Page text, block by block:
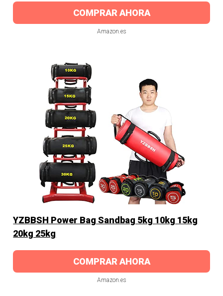
COMPRAR AHORA
Amazon.es
YZBBSH Power Bag Sandbag 5kg 10kg 15kg
20kg 25kg
COMPRAR AHORA
Amazon.es